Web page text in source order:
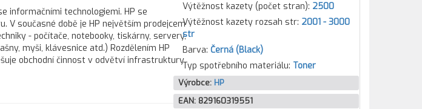
informačními technologiemi. HP se
V současné době je HP největším prodejcem
- počítače, notebooky, tiskárny, servery,
myši, klávesnice atd.) Rozdělením HP
obchodní činnost v odvětví infrastruktury
Výtěžnost kazety (počet stran): 2500
Výtěžnost kazety rozsah str: 2001 - 3000
str
Barva: Černá (Black)
Typ spotřebního materiálu: Toner
Výrobce: HP
EAN: 829160319551